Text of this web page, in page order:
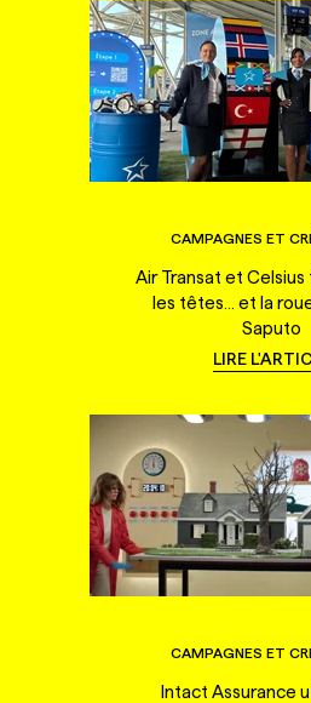
CAMPAGNES ET
Air Transat et
les têtes... et la
Saputo
LIRE
CAMPAGNES ET
Intact Assurance